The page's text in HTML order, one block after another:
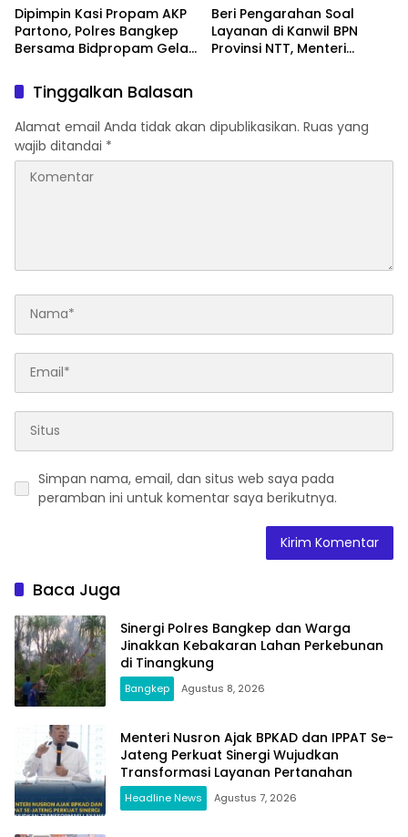
Dipimpin Kasi Propam AKP
Partono, Polres Bangkep
Bersama Bidpropam Gelar
Beri Pengarahan Soal
Layanan di Kanwil BPN
Provinsi NTT, Menteri
Tinggalkan Balasan
Alamat email Anda tidak akan dipublikasikan. Ruas yang
wajib ditandai *
Simpan nama, email, dan situs web saya pada
peramban ini untuk komentar saya berikutnya.
Baca Juga
Sinergi Polres Bangkep dan Warga
Jinakkan Kebakaran Lahan Perkebunan
di Tinangkung
Bangkep Agustus 8, 2026
Menteri Nusron Ajak BPKAD dan IPPAT Se-
Jateng Perkuat Sinergi Wujudkan
Transformasi Layanan Pertanahan
Headline News Agustus 7, 2026